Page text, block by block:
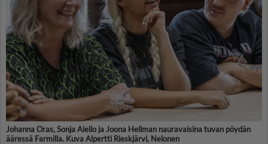
Johanna Oras, Sonja Aiello ja Joona Hellman nauravaisina tuvan pöydän
ääressä Farmilla. Kuva Alpertti Rieskjärvi, Nelonen